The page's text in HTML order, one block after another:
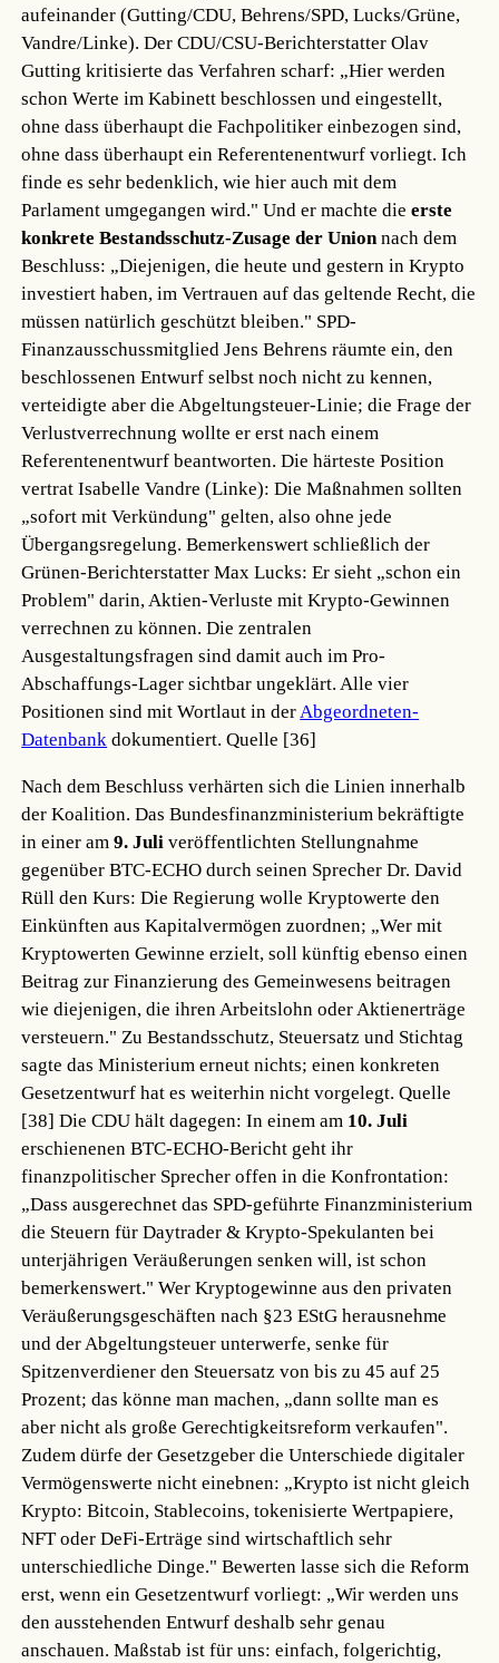
aufeinander (Gutting/CDU, Behrens/SPD, Lucks/Grüne,
Vandre/Linke). Der CDU/CSU-Berichterstatter Olav
Gutting kritisierte das Verfahren scharf: „Hier werden
schon Werte im Kabinett beschlossen und eingestellt,
ohne dass überhaupt die Fachpolitiker einbezogen sind,
ohne dass überhaupt ein Referentenentwurf vorliegt. Ich
finde es sehr bedenklich, wie hier auch mit dem
Parlament umgegangen wird." Und er machte dieerste
konkrete Bestandsschutz-Zusage der Unionnach dem
Beschluss: „Diejenigen, die heute und gestern in Krypto
investiert haben, im Vertrauen auf das geltende Recht, die
müssen natürlich geschützt bleiben." SPD-
Finanzausschussmitglied Jens Behrens räumte ein, den
beschlossenen Entwurf selbst noch nicht zu kennen,
verteidigte aber die Abgeltungsteuer-Linie; die Frage der
Verlustverrechnung wollte er erst nach einem
Referentenentwurf beantworten. Die härteste Position
vertrat Isabelle Vandre (Linke): Die Maßnahmen sollten
„sofort mit Verkündung" gelten, also ohne jede
Übergangsregelung. Bemerkenswert schließlich der
Grünen-Berichterstatter Max Lucks: Er sieht „schon ein
Problem" darin, Aktien-Verluste mit Krypto-Gewinnen
verrechnen zu können. Die zentralen
Ausgestaltungsfragen sind damit auch im Pro-
Abschaffungs-Lager sichtbar ungeklärt. Alle vier
Positionen sind mit Wortlaut in derAbgeordneten-
Datenbank dokumentiert.Quelle [36]
Nach dem Beschluss verhärten sich die Linien innerhalb
der Koalition. Das Bundesfinanzministerium bekräftigte
in einer am9. Juli veröffentlichten Stellungnahme
gegenüber BTC-ECHO durch seinen Sprecher Dr. David
Rüll den Kurs: Die Regierung wolle Kryptowerte den
Einkünften aus Kapitalvermögen zuordnen; „Wer mit
Kryptowerten Gewinne erzielt, soll künftig ebenso einen
Beitrag zur Finanzierung des Gemeinwesens beitragen
wie diejenigen, die ihren Arbeitslohn oder Aktienerträge
versteuern." Zu Bestandsschutz, Steuersatz und Stichtag
sagte das Ministerium erneut nichts; einen konkreten
Gesetzentwurf hat es weiterhin nicht vorgelegt.Quelle
[38] Die CDU hält dagegen: In einem am 10. Juli
erschienenen BTC-ECHO-Bericht geht ihr
finanzpolitischer Sprecher offen in die Konfrontation:
„Dass ausgerechnet das SPD-geführte Finanzministerium
die Steuern für Daytrader & Krypto-Spekulanten bei
unterjährigen Veräußerungen senken will, ist schon
bemerkenswert." Wer Kryptogewinne aus den privaten
Veräußerungsgeschäften nach §23 EStG herausnehme
und der Abgeltungsteuer unterwerfe, senke für
Spitzenverdiener den Steuersatz von bis zu 45 auf 25
Prozent; das könne man machen, „dann sollte man es
aber nicht als große Gerechtigkeitsreform verkaufen".
Zudem dürfe der Gesetzgeber die Unterschiede digitaler
Vermögenswerte nicht einebnen: „Krypto ist nicht gleich
Krypto: Bitcoin, Stablecoins, tokenisierte Wertpapiere,
NFT oder DeFi-Erträge sind wirtschaftlich sehr
unterschiedliche Dinge." Bewerten lasse sich die Reform
erst, wenn ein Gesetzentwurf vorliegt: „Wir werden uns
den ausstehenden Entwurf deshalb sehr genau
anschauen. Maßstab ist für uns: einfach, folgerichtig,